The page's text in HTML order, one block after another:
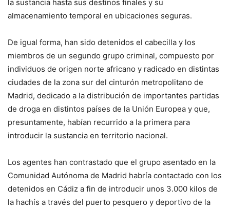
la sustancia hasta sus destinos finales y su
almacenamiento temporal en ubicaciones seguras.
De igual forma, han sido detenidos el cabecilla y los
miembros de un segundo grupo criminal, compuesto por
individuos de origen norte africano y radicado en distintas
ciudades de la zona sur del cinturón metropolitano de
Madrid, dedicado a la distribución de importantes partidas
de droga en distintos países de la Unión Europea y que,
presuntamente, habían recurrido a la primera para
introducir la sustancia en territorio nacional.
Los agentes han contrastado que el grupo asentado en la
Comunidad Autónoma de Madrid habría contactado con los
detenidos en Cádiz a fin de introducir unos 3.000 kilos de
la hachís a través del puerto pesquero y deportivo de la